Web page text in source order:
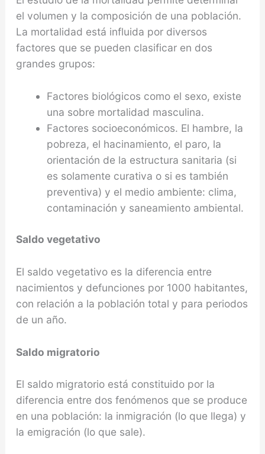
el volumen y la composición de una población.
La mortalidad está influida por diversos
factores que se pueden clasificar en dos
grandes grupos:
Factores biológicos como el sexo, existe
una sobre mortalidad masculina.
Factores socioeconómicos. El hambre, la
pobreza, el hacinamiento, el paro, la
orientación de la estructura sanitaria (si
es solamente curativa o si es también
preventiva) y el medio ambiente: clima,
contaminación y saneamiento ambiental.
Saldo vegetativo
El saldo vegetativo es la diferencia entre
nacimientos y defunciones por 1000 habitantes,
con relación a la población total y para periodos
de un año.
Saldo migratorio
El saldo migratorio está constituido por la
diferencia entre dos fenómenos que se produce
en una población: la inmigración (lo que llega) y
la emigración (lo que sale).